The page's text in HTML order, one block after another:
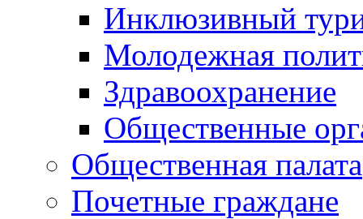
Инклюзивный
Молодежная
Здравоохранение
Общественные
Общественная палата
Почетные граждане